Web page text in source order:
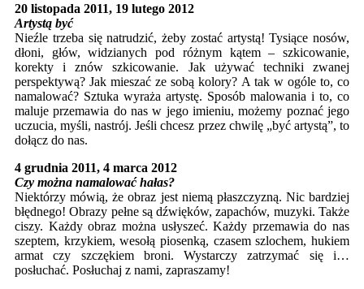
20 listopada 2011, 19 lutego 2012
Artystą być
Nieźle trzeba się natrudzić, żeby zostać artystą! Tysiące nosów,
dłoni, głów, widzianych pod różnym kątem – szkicowanie,
korekty i znów szkicowanie. Jak używać techniki zwanej
perspektywą? Jak mieszać ze sobą kolory? A tak w ogóle to, co
namalować? Sztuka wyraża artystę. Sposób malowania i to, co
maluje przemawia do nas w jego imieniu, możemy poznać jego
uczucia, myśli, nastrój. Jeśli chcesz przez chwilę „być artystą”, to
dołącz do nas.
4 grudnia 2011, 4 marca 2012
Czy można namalować hałas?
Niektórzy mówią, że obraz jest niemą płaszczyzną. Nic bardziej
błędnego! Obrazy pełne są dźwięków, zapachów, muzyki. Także
ciszy. Każdy obraz można usłyszeć. Każdy przemawia do nas
szeptem, krzykiem, wesołą piosenką, czasem szlochem, hukiem
armat czy szczękiem broni. Wystarczy zatrzymać się i…
posłuchać. Posłuchaj z nami, zapraszamy!